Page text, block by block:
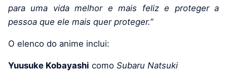
para uma vida melhor e mais feliz e proteger a
pessoa que ele mais quer proteger.”
O elenco do anime inclui:
Yuusuke Kobayashi como Subaru Natsuki